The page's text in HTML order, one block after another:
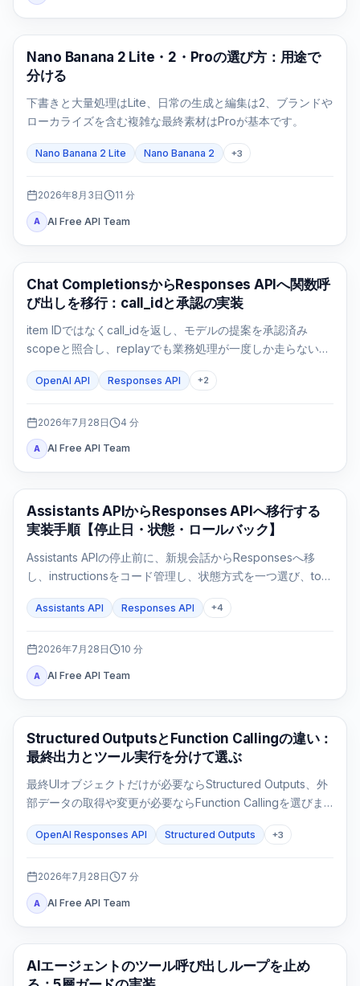
AI画像モデル
Nano Banana 2 Lite・2・Proの選び方：用途で
分ける
下書きと大量処理はLite、日常の生成と編集は2、ブランドや
ローカライズを含む複雑な最終素材はProが基本です。
Nano Banana 2 Lite Nano Banana 2 +3
2026年8月3日 11 分
A AI Free API Team
APIガイド
Chat CompletionsからResponses APIへ関数呼
び出しを移行：call_idと承認の実装
item IDではなくcall_idを返し、モデルの提案を承認済み
scopeと照合し、replayでも業務処理が一度しか走らないこ
OpenAI API Responses API +2
2026年7月28日 4 分
A AI Free API Team
APIガイド
Assistants APIからResponses APIへ移行する
実装手順【停止日・状態・ロールバック】
Assistants APIの停止前に、新規会話からResponsesへ移
し、instructionsをコード管理し、状態方式を一つ選び、tool
す。
Assistants API Responses API +4
2026年7月28日 10 分
A AI Free API Team
OpenAI API
Structured OutputsとFunction Callingの違い：
最終出力とツール実行を分けて選ぶ
最終UIオブジェクトだけが必要ならStructured Outputs、外
部データの取得や変更が必要ならFunction Callingを選びま
す。両方を使うのは、ツール結果の後にも固定形式の最終応
答が必要な場合だけです。
OpenAI Responses API Structured Outputs +3
2026年7月28日 7 分
A AI Free API Team
AI API
AIエージェントのツール呼び出しループを止め